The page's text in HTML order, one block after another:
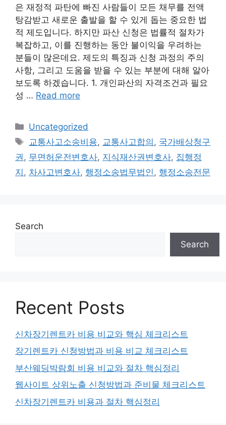
은 재정적 파탄에 빠진 사람들이 모든 채무를 전액
탕감받고 새로운 출발을 할 수 있게 돕는 중요한 법
적 제도입니다. 하지만 파산 신청은 법률적 절차가
복잡하고, 이를 진행하는 동안 불이익을 우려하는
분들이 많은데요. 제도의 특징과 신청 과정의 주의
사항, 그리고 도움을 받을 수 있는 부분에 대해 알아
보도록 하겠습니다. 1. 개인파산의 자격조건과 필요
성 … Read more
Categories
Uncategorized
Tags
교통사고소송비용, 교통사고합의 , 국가배상청구
권 , 무면허운전변호사, 지식재산권변호사, 집행정
지 , 차사고변호사, 행정소송법무법인 , 행정소송전문
Search
Search
Recent Posts
신차장기렌트카 비용 비교와 핵심 체크리스트
장기렌트카 신청방법과 비용 비교 체크리스트
부산웨딩박람회 비용 비교와 절차 핵심정리
웹사이트 상위노출 신청방법과 준비물 체크리스트
신차장기렌트카 비용과 절차 핵심정리